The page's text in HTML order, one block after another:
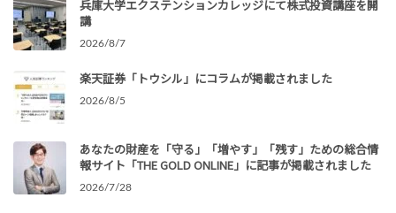
兵庫大学エクステンションカレッジにて株式投資講座を開
講
2026/8/7
楽天証券「トウシル」にコラムが掲載されました
2026/8/5
あなたの財産を「守る」「増やす」「残す」ための総合情
報サイト「THE GOLD ONLINE」に記事が掲載されました
2026/7/28